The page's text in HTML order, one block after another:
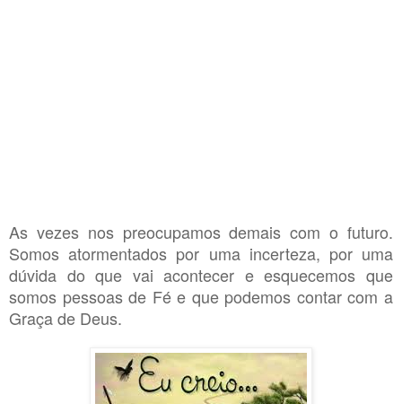
As vezes nos preocupamos demais com o futuro.
Somos atormentados por uma incerteza, por uma
dúvida do que vai acontecer e esquecemos que
somos pessoas de Fé e que podemos contar com a
Graça de Deus.